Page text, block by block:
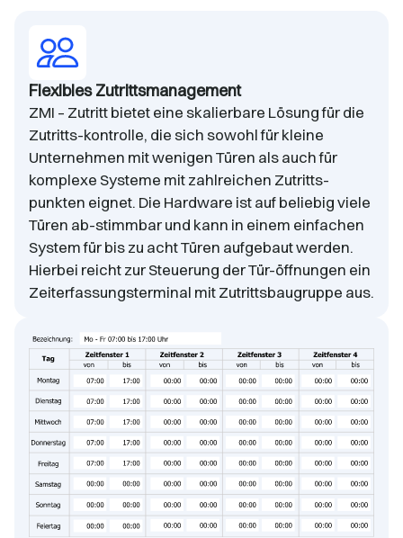
Flexibles Zutrittsmanagement
ZMI – Zutritt bietet eine skalierbare Lösung für die
Zutritts-kontrolle, die sich sowohl für kleine
Unternehmen mit wenigen Türen als auch für
komplexe Systeme mit zahlreichen Zutritts-
punkten eignet. Die Hardware ist auf beliebig viele
Türen ab-stimmbar und kann in einem einfachen
System für bis zu acht Türen aufgebaut werden.
Hierbei reicht zur Steuerung der Tür-öffnungen ein
Zeiterfassungsterminal mit Zutrittsbaugruppe aus.